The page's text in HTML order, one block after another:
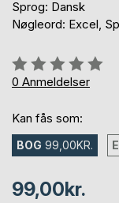
Sprog: Dansk
Nøgleord: Excel,
Anmeldelse::
0%
0 Anmeldelser
Kan fås som:
BOG 99,00KR.
99,00kr.